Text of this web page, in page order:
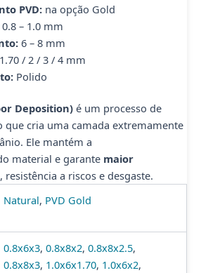
PVD:na opção Gold
– 1.0 mm
6 – 8 mm
/ 2 / 3 / 4 mm
Polido
Deposition) é um processo de
que cria uma camada extremamente
Ele mantém a
material e garante maior
, resistência a riscos e desgaste.
Natural, PVD Gold
0.8x6x3, 0.8x8x2, 0.8x8x2.5,
0.8x8x3, 1.0x6x1.70, 1.0x6x2,